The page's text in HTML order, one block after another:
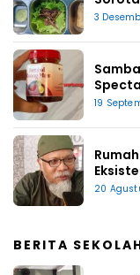
3
19
20
BERITA